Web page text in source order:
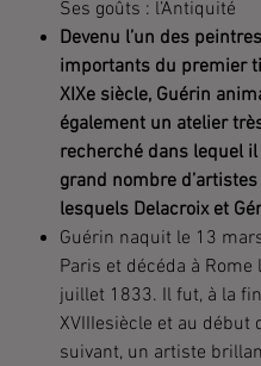
Ses goûts : l’Antiquité
Devenu l’un des
importants du premier
XIXe siècle, Guérin
également un atelier
recherché dans lequel
grand nombre
lesquels Delacroix et
Guérin naquit le 13
Paris et décéda à Rome
juillet 1833. Il fut, à la
XVIIIesiècle et au début
suivant, un artiste